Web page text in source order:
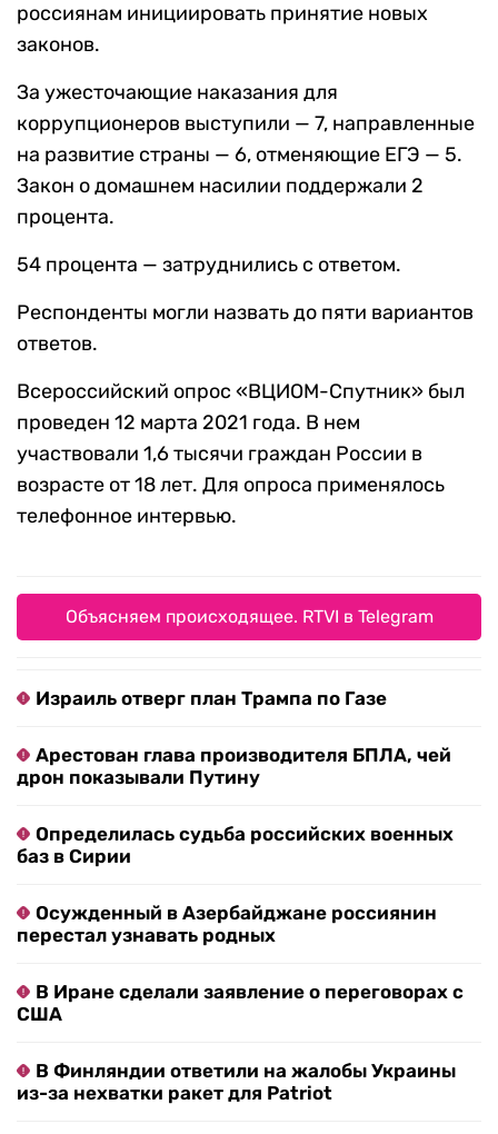
россиянам инициировать принятие новых
законов.
За ужесточающие наказания для
коррупционеров выступили — 7, направленные
на развитие страны — 6, отменяющие ЕГЭ — 5.
Закон о домашнем насилии поддержали 2
процента.
54 процента — затруднились с ответом.
Респонденты могли назвать до пяти вариантов
ответов.
Всероссийский опрос «ВЦИОМ-Спутник» был
проведен 12 марта 2021 года. В нем
участвовали 1,6 тысячи граждан России в
возрасте от 18 лет. Для опроса применялось
телефонное интервью.
Объясняем происходящее. RTVI в Telegram
Израиль отверг план Трампа по Газе
Арестован глава производителя БПЛА, чей
дрон показывали Путину
Определилась судьба российских военных
баз в Сирии
Осужденный в Азербайджане россиянин
перестал узнавать родных
В Иране сделали заявление о переговорах с
США
В Финляндии ответили на жалобы Украины
из-за нехватки ракет для Patriot